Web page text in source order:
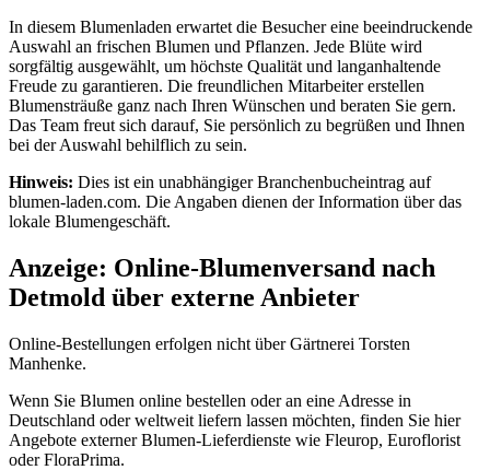
In diesem Blumenladen erwartet die Besucher eine beeindruckende
Auswahl an frischen Blumen und Pflanzen. Jede Blüte wird
sorgfältig ausgewählt, um höchste Qualität und langanhaltende
Freude zu garantieren. Die freundlichen Mitarbeiter erstellen
Blumensträuße ganz nach Ihren Wünschen und beraten Sie gern.
Das Team freut sich darauf, Sie persönlich zu begrüßen und Ihnen
bei der Auswahl behilflich zu sein.
Hinweis: Dies ist ein unabhängiger Branchenbucheintrag auf
blumen-laden.com. Die Angaben dienen der Information über das
lokale Blumengeschäft.
Anzeige: Online-Blumenversand nach
Detmold über externe Anbieter
Online-Bestellungen erfolgen nicht über Gärtnerei Torsten
Manhenke.
Wenn Sie Blumen online bestellen oder an eine Adresse in
Deutschland oder weltweit liefern lassen möchten, finden Sie hier
Angebote externer Blumen-Lieferdienste wie Fleurop, Euroflorist
oder FloraPrima.